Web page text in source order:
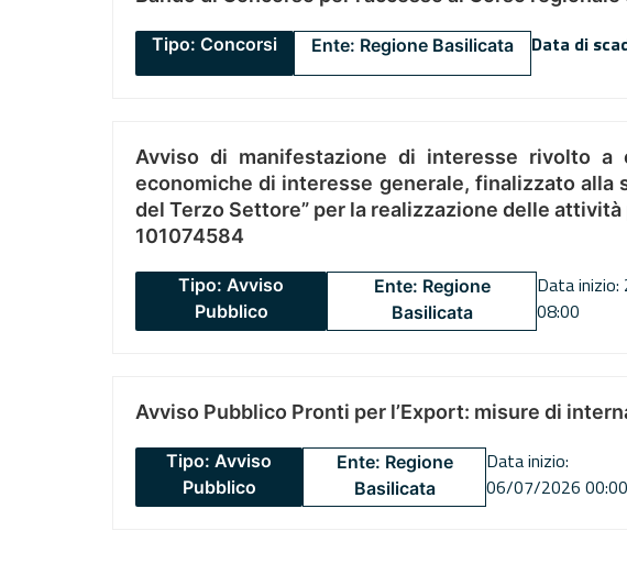
Tipo: Concorsi Ente: Regione Basilicata Data di
Avviso di manifestazione di interesse rivolto
economiche di interesse generale, finalizzato alla
del Terzo Settore” per la realizzazione delle
101074584
Tipo: Avviso
Pubblico
Ente: Regione
Basilicata
Data
08:00
Avviso Pubblico Pronti per l’Export: misure di
Tipo: Avviso
Pubblico
Ente: Regione
Basilicata
Data inizio:
06/07/2026 00:00